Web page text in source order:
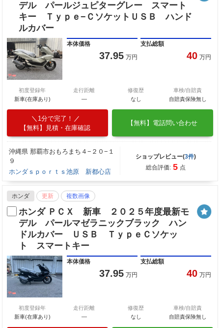
デル パールジュピターグレー スマート
キー Ｔｙｐｅ−ＣソケットＵＳＢ ハンド
ルカバー
本体価格
37.95 万円
支払総額
40 万円
初度登録年
新車(在庫あり)
走行距離
―
修復歴
なし
車検/自賠責
自賠責保険無し
1分で完了！
【無料】見積・在庫確認
【無料】電話問い合わせ
沖縄県 那覇市おもろまち４−２０−１
９
ホンダｓｐｏｒｔｓ池原 新都心店
ショップレビュー(3件)
総合評価: 5 点
ホンダ 更新 複数画像
ホンダ ＰＣＸ 新車 ２０２５年度最新モ
デル パールマゼラニックブラック ハン
ドルカバー ＵＳＢ ＴｙｐｅＣソケッ
ト スマートキー
本体価格
37.95 万円
支払総額
40 万円
初度登録年
新車(在庫あり)
走行距離
―
修復歴
なし
車検/自賠責
自賠責保険無し